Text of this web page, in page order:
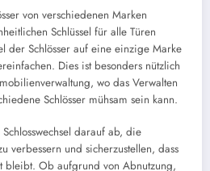
von verschiedenen Marken
Schlüssel für alle Türen
der Schlösser auf eine einzige Marke
Dies ist besonders nützlich
wo das Verwalten
Schlösser mühsam sein kann.
darauf ab, die
verbessern und sicherzustellen, dass
bleibt. Ob aufgrund von Abnutzung,